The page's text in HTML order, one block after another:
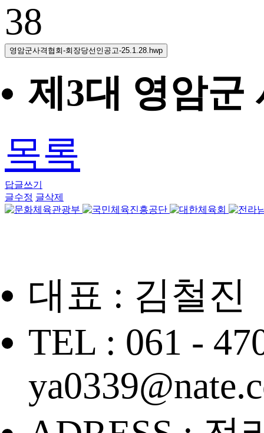
38
영암군사격협회-회장당선인공고-25.1.28.hwp
제3대 영암군
목록
답글쓰기
글수정 글삭제
대표 : 김철진
TEL : 061 -